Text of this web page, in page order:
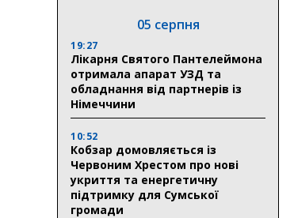
05 серпня
19:27
Лікарня Святого Пантелеймона
отримала апарат УЗД та
обладнання від партнерів із
Німеччини
10:52
Кобзар домовляється із
Червоним Хрестом про нові
укриття та енергетичну
підтримку для Сумської
громади